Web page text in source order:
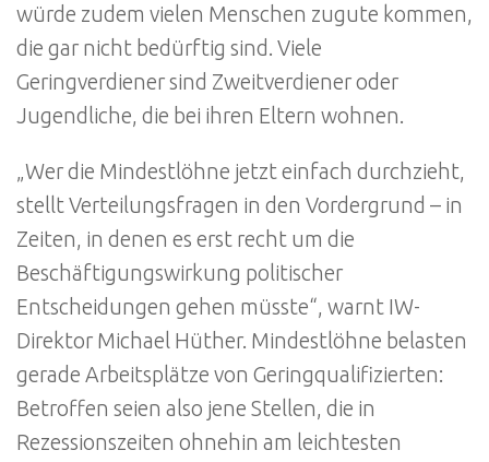
würde zudem vielen Menschen zugute kommen,
die gar nicht bedürftig sind. Viele
Geringverdiener sind Zweitverdiener oder
Jugendliche, die bei ihren Eltern wohnen.
„Wer die Mindestlöhne jetzt einfach durchzieht,
stellt Verteilungsfragen in den Vordergrund – in
Zeiten, in denen es erst recht um die
Beschäftigungswirkung politischer
Entscheidungen gehen müsste“, warnt IW-
Direktor Michael Hüther. Mindestlöhne belasten
gerade Arbeitsplätze von Geringqualifizierten:
Betroffen seien also jene Stellen, die in
Rezessionszeiten ohnehin am leichtesten